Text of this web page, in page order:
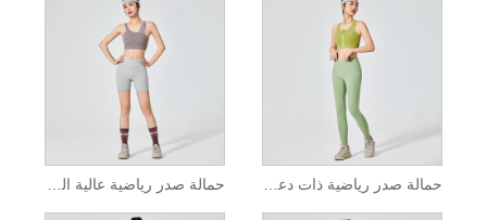
حمالة صدر رياضية ذات دعم عالٍ وسحاب أمامي باللون الأخضر الأفوكادو